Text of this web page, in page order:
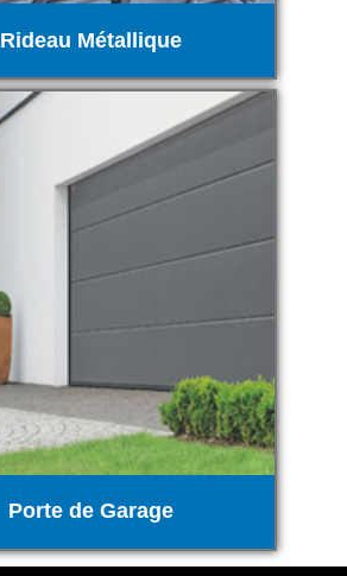
Rideau Métallique
Porte de Garage